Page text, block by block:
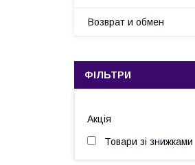
Возврат и обмен
ФІЛЬТРИ
Акція
Товари зі знижками